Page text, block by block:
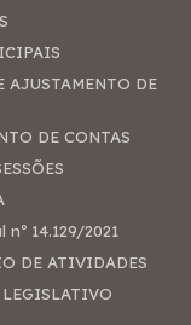
AJUSTAMENTO DE
DE CONTAS
nº 14.129/2021
DE ATIVIDADES
LEGISLATIVO